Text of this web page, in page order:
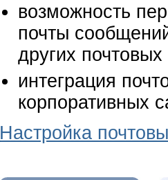
возможность
почты
других
интеграция
корпоративных
Настройка